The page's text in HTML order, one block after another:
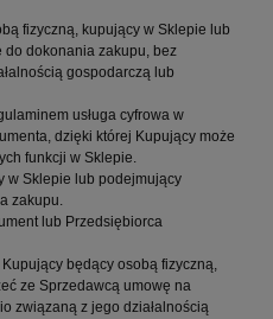
fizyczną, kupujący w Sklepie lub
dokonania zakupu, bez
gospodarczą lub
usługa cyfrowa w
dzięki której Kupujący może
funkcji w Sklepie.
w Sklepie lub podejmujący
zakupu.
lub Przedsiębiorca
Kupujący będący osobą fizyczną,
ze Sprzedawcą umowę na
związaną z jego działalnością